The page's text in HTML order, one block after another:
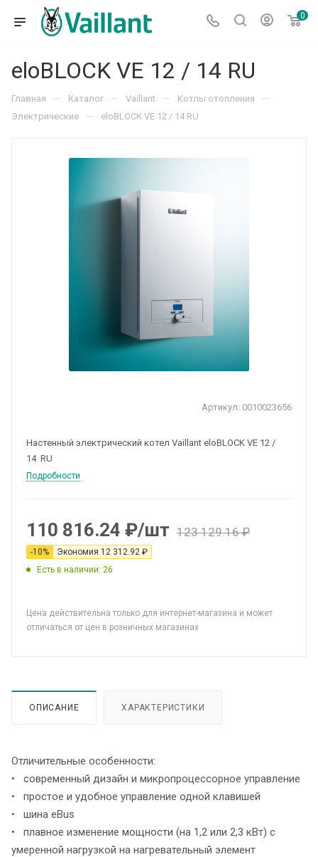
0
eloBLOCK VE 12 / 14 RU
Главная — Каталог — Vaillant — Котлы отопления —
Электрические — eloBLOCK VE 12 / 14 RU
Артикул: 0010023656
Настенный электрический котел Vaillant eloBLOCK VE 12 /
14 RU
Подробности
110 816.24 ₽/шт 123 129.16₽
-10% Экономия 12 312.92 ₽
Есть в наличии: 26
Цена действительна только для интернет-магазина и может
отличаться от цен в розничных магазинах
ОПИСАНИЕ ХАРАКТЕРИСТИКИ
Отличительные особенности:
• современный дизайн и микропроцессорное управление
• простое и удобное управление одной клавишей
• шина еBus
• плавное изменение мощности (на 1,2 или 2,3 кВт) с
умеренной нагрузкой на нагревательный элемент